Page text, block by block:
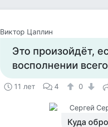
Виктор Цаплин
Это произойдёт,
восполнении
11 лет 4 0
Сергей
Куда